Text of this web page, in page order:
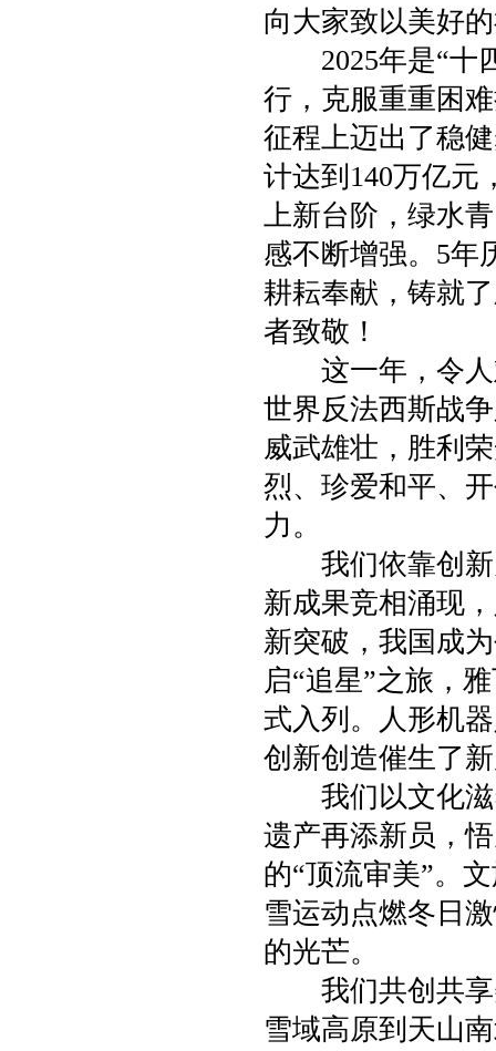
向大家致以美好
2025年是“十四
行，克服重重困
征程上迈出了稳
计达到140万亿元
上新台阶，绿水
感不断增强。5年
耕耘奉献，铸就
者致敬！
这一年，令人
世界反法西斯战
威武雄壮，胜利
烈、珍爱和平、
力。
我们依靠创新
新成果竞相涌现
新突破，我国成
启“追星”之旅，
式入列。人形机
创新创造催生了
我们以文化滋
遗产再添新员，
的“顶流审美”。
雪运动点燃冬日
的光芒。
我们共创共享
雪域高原到天山